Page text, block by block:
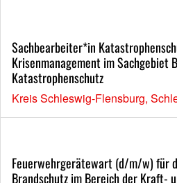
Sachbearbeiter*in
Krisenmanagement im Sachgebiet
Katastrophenschutz
Kreis Schleswig-Flensburg,
Feuerwehrgerätewart (d/m/w) für
Brandschutz im Bereich der Kraft-